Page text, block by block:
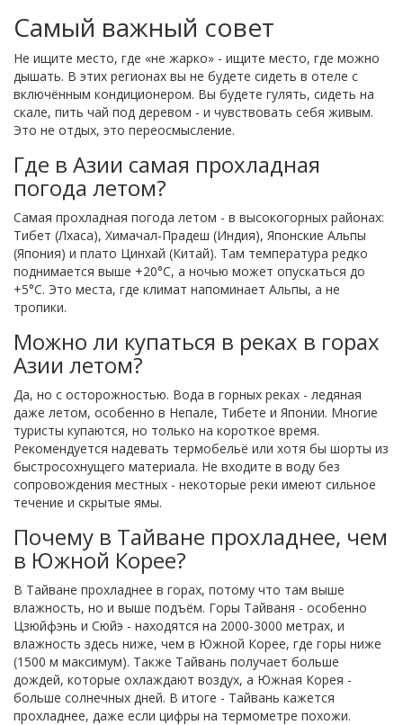
Самый важный совет
Не ищите место, где «не жарко» - ищите место, где можно
дышать. В этих регионах вы не будете сидеть в отеле с
включённым кондиционером. Вы будете гулять, сидеть на
скале, пить чай под деревом - и чувствовать себя живым.
Это не отдых, это переосмысление.
Где в Азии самая прохладная
погода летом?
Самая прохладная погода летом - в высокогорных районах:
Тибет (Лхаса), Химачал-Прадеш (Индия), Японские Альпы
(Япония) и плато Цинхай (Китай). Там температура редко
поднимается выше +20°C, а ночью может опускаться до
+5°C. Это места, где климат напоминает Альпы, а не
тропики.
Можно ли купаться в реках в горах
Азии летом?
Да, но с осторожностью. Вода в горных реках - ледяная
даже летом, особенно в Непале, Тибете и Японии. Многие
туристы купаются, но только на короткое время.
Рекомендуется надевать термобельё или хотя бы шорты из
быстросохнущего материала. Не входите в воду без
сопровождения местных - некоторые реки имеют сильное
течение и скрытые ямы.
Почему в Тайване прохладнее, чем
в Южной Корее?
В Тайване прохладнее в горах, потому что там выше
влажность, но и выше подъём. Горы Тайваня - особенно
Цзюйфэнь и Сюйэ - находятся на 2000-3000 метрах, и
влажность здесь ниже, чем в Южной Корее, где горы ниже
(1500 м максимум). Также Тайвань получает больше
дождей, которые охлаждают воздух, а Южная Корея -
больше солнечных дней. В итоге - Тайвань кажется
прохладнее, даже если цифры на термометре похожи.